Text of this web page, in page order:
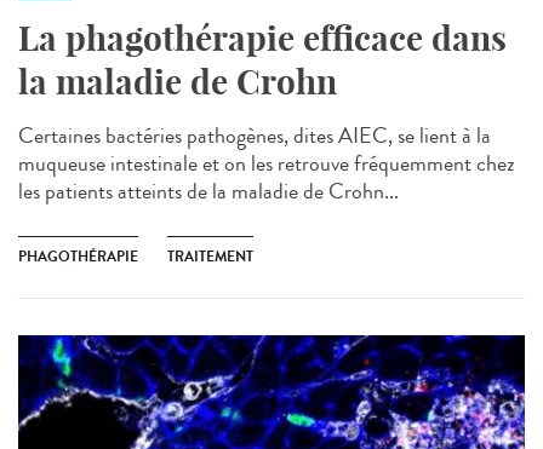
La phagothérapie efficace dans
la maladie de Crohn
Certaines bactéries pathogènes, dites AIEC, se lient à la
muqueuse intestinale et on les retrouve fréquemment chez
les patients atteints de la maladie de Crohn...
PHAGOTHÉRAPIE TRAITEMENT